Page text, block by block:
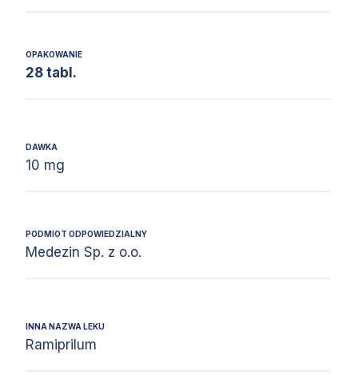
OPAKOWANIE
28 tabl.
DAWKA
10 mg
PODMIOT ODPOWIEDZIALNY
Medezin Sp. z o.o.
INNA NAZWA LEKU
Ramiprilum